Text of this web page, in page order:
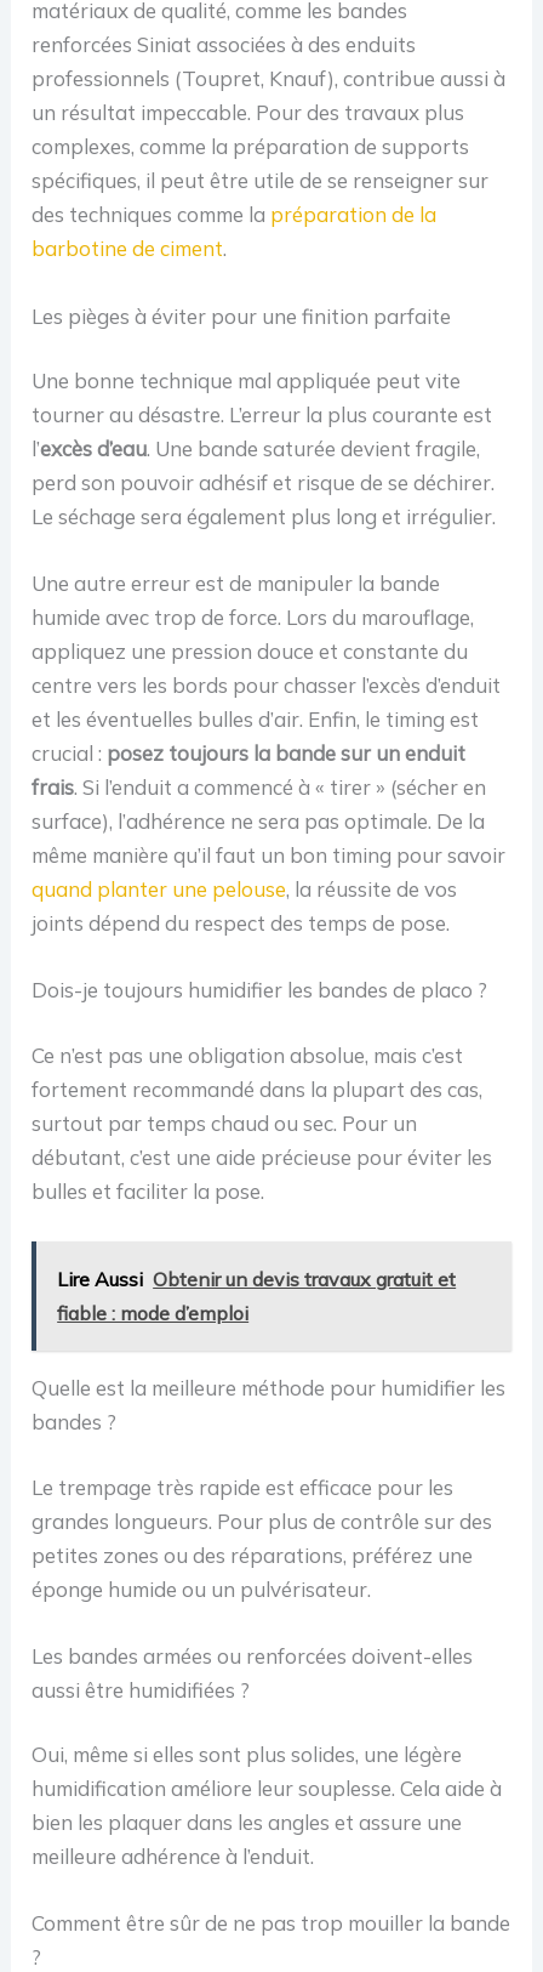
matériaux de qualité, comme les bandes
renforcées Siniat associées à des enduits
professionnels (Toupret, Knauf), contribue aussi à
un résultat impeccable. Pour des travaux plus
complexes, comme la préparation de supports
spécifiques, il peut être utile de se renseigner sur
des techniques comme la préparation de la
barbotine de ciment.
Les pièges à éviter pour une finition parfaite
Une bonne technique mal appliquée peut vite
tourner au désastre. L’erreur la plus courante est
l’excès d’eau. Une bande saturée devient fragile,
perd son pouvoir adhésif et risque de se déchirer.
Le séchage sera également plus long et irrégulier.
Une autre erreur est de manipuler la bande
humide avec trop de force. Lors du marouflage,
appliquez une pression douce et constante du
centre vers les bords pour chasser l’excès d’enduit
et les éventuelles bulles d’air. Enfin, le timing est
crucial : posez toujours la bande sur un enduit
frais. Si l’enduit a commencé à « tirer » (sécher en
surface), l’adhérence ne sera pas optimale. De la
même manière qu’il faut un bon timing pour savoir
quand planter une pelouse, la réussite de vos
joints dépend du respect des temps de pose.
Dois-je toujours humidifier les bandes de placo ?
Ce n’est pas une obligation absolue, mais c’est
fortement recommandé dans la plupart des cas,
surtout par temps chaud ou sec. Pour un
débutant, c’est une aide précieuse pour éviter les
bulles et faciliter la pose.
Lire Aussi Obtenir un devis travaux gratuit et
fiable : mode d’emploi
Quelle est la meilleure méthode pour humidifier les
bandes ?
Le trempage très rapide est efficace pour les
grandes longueurs. Pour plus de contrôle sur des
petites zones ou des réparations, préférez une
éponge humide ou un pulvérisateur.
Les bandes armées ou renforcées doivent-elles
aussi être humidifiées ?
Oui, même si elles sont plus solides, une légère
humidification améliore leur souplesse. Cela aide à
bien les plaquer dans les angles et assure une
meilleure adhérence à l’enduit.
Comment être sûr de ne pas trop mouiller la bande
?